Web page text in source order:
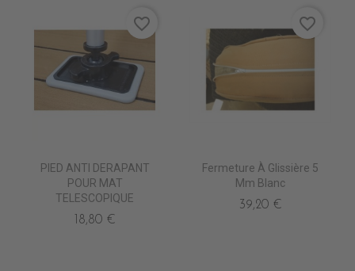
PIED ANTI DERAPANT
POUR MAT
TELESCOPIQUE
18,80 €
favorite_border
Fermeture À Glissière 5
Mm Blanc
39,20 €
favorite_border